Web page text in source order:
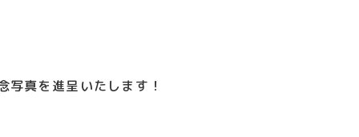
真を進呈いたします！